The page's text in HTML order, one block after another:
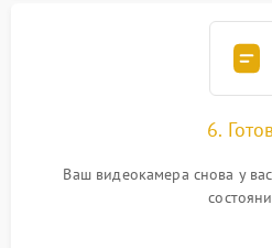
6.
Ваш видеокамера снова у